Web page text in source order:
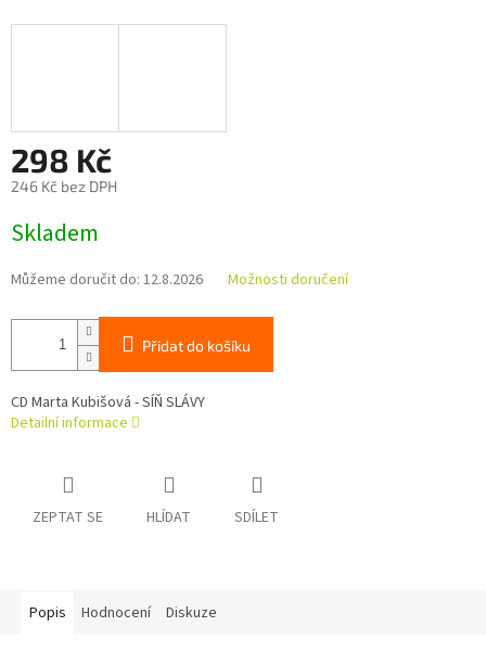
298 Kč
246 Kč bez DPH
cena:
Skladem
Můžeme doručit do: 12.8.2026 Možnosti doručení
Přidat do košíku
CD Marta Kubišová - SÍŇ SLÁVY
Detailní informace
ZEPTAT SE HLÍDAT SDÍLET
Popis Hodnocení Diskuze